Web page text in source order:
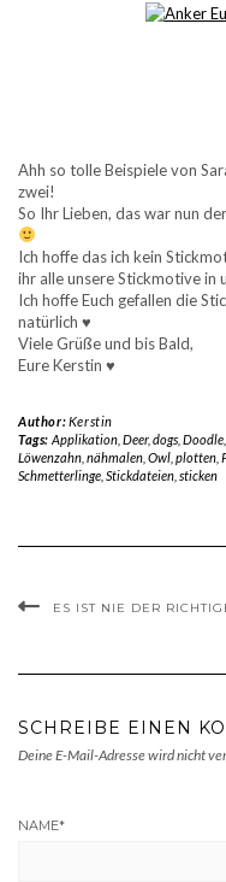
Ahh so tolle Beispiele von
zwei!
So Ihr Lieben, das war nun
Ich hoffe das ich kein
ihr alle unsere Stickmotive in
Ich hoffe Euch gefallen die
natürlich ♥
Viele Grüße und bis Bald,
Eure Kerstin ♥
Author:Kerstin
Tags: Applikation, Deer, dogs, Doodle,
Löwenzahn nähmalen Owl plotten
Schmetterlinge Stickdateien sticken
ES IST NIE DER
SCHREIBE EINEN
Deine E-Mail-Adresse wird nicht
NAME*